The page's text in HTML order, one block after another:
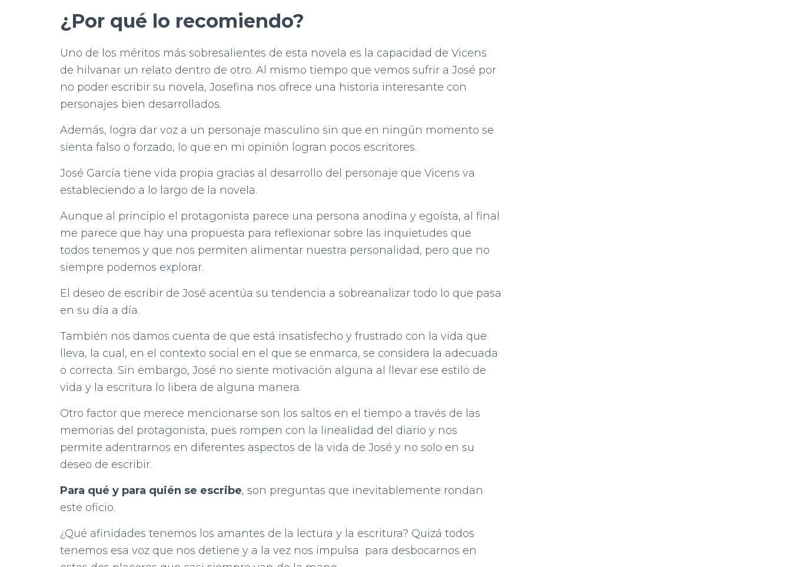
¿Por qué lo recomiendo?
Uno de los méritos más sobresalientes de esta novela es la capacidad de Vicens
de hilvanar un relato dentro de otro. Al mismo tiempo que vemos sufrir a José por
no poder escribir su novela, Josefina nos ofrece una historia interesante con
personajes bien desarrollados.
Además, logra dar voz a un personaje masculino sin que en ningún momento se
sienta falso o forzado, lo que en mi opinión logran pocos escritores.
José García tiene vida propia gracias al desarrollo del personaje que Vicens va
estableciendo a lo largo de la novela.
Aunque al principio el protagonista parece una persona anodina y egoísta, al final
me parece que hay una propuesta para reflexionar sobre las inquietudes que
todos tenemos y que nos permiten alimentar nuestra personalidad, pero que no
siempre podemos explorar.
El deseo de escribir de José acentúa su tendencia a sobreanalizar todo lo que pasa
en su día a día.
También nos damos cuenta de que está insatisfecho y frustrado con la vida que
lleva, la cual, en el contexto social en el que se enmarca, se considera la adecuada
o correcta. Sin embargo, José no siente motivación alguna al llevar ese estilo de
vida y la escritura lo libera de alguna manera.
Otro factor que merece mencionarse son los saltos en el tiempo a través de las
memorias del protagonista, pues rompen con la linealidad del diario y nos
permite adentrarnos en diferentes aspectos de la vida de José y no solo en su
deseo de escribir.
Para qué y para quién se escribe, son preguntas que inevitablemente rondan
este oficio.
¿Qué afinidades tenemos los amantes de la lectura y la escritura? Quizá todos
tenemos esa voz que nos detiene y a la vez nos impulsa para desbocarnos en